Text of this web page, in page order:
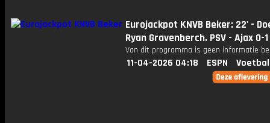
Eurojackpot KNVB Beker: 22' -
Ryan Gravenberch. PSV - Ajax 0-1
Van dit programma is geen informatie
11-04-2026 04:18 ESPN